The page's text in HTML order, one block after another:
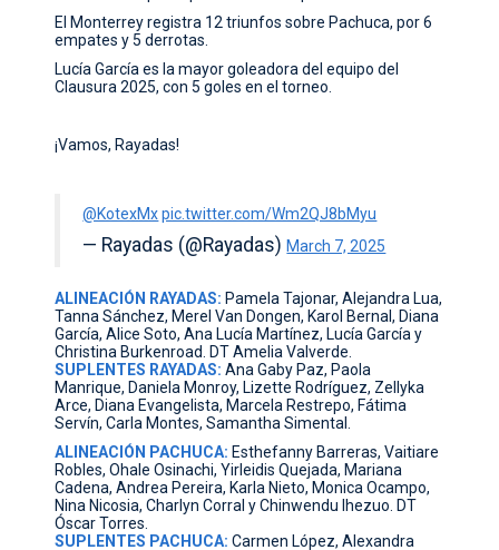
El Monterrey registra 12 triunfos sobre Pachuca, por 6
empates y 5 derrotas.
Lucía García es la mayor goleadora del equipo del
Clausura 2025, con 5 goles en el torneo.
¡Vamos, Rayadas!
@KotexMx pic.twitter.com/Wm2QJ8bMyu
— Rayadas (@Rayadas)March 7, 2025
ALINEACIÓN RAYADAS: Pamela Tajonar, Alejandra Lua,
Tanna Sánchez, Merel Van Dongen, Karol Bernal, Diana
García, Alice Soto, Ana Lucía Martínez, Lucía García y
Christina Burkenroad. DT Amelia Valverde.
SUPLENTES RAYADAS: Ana Gaby Paz, Paola
Manrique, Daniela Monroy, Lizette Rodríguez, Zellyka
Arce, Diana Evangelista, Marcela Restrepo, Fátima
Servín, Carla Montes, Samantha Simental.
ALINEACIÓN PACHUCA: Esthefanny Barreras, Vaitiare
Robles, Ohale Osinachi, Yirleidis Quejada, Mariana
Cadena, Andrea Pereira, Karla Nieto, Monica Ocampo,
Nina Nicosia, Charlyn Corral y Chinwendu Ihezuo. DT
Óscar Torres.
SUPLENTES PACHUCA: Carmen López, Alexandra